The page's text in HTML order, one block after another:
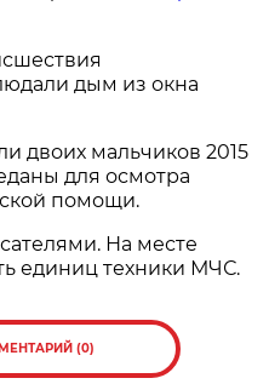
дым из окна
двоих мальчиков 2015
для осмотра
помощи.
На месте
единиц техники МЧС.
(0)